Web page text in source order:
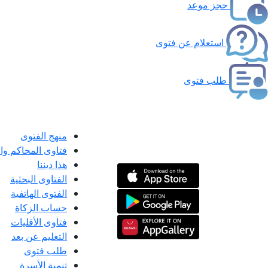
حجز موعد
استعلام عن فتوى
طلب فتوى
منهج الفتوى
فتاوى المحاكم
هذا ديننا
الفتاوى البحثية
الفتوى الهاتفية
حساب الزكاة
فتاوى الأقليات
التعليم عن بعد
طلب فتوى
تنمية الأسرة